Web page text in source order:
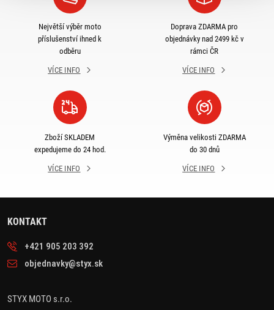
Největší výběr moto
příslušenství ihned k
odběru
VÍCE INFO
Doprava ZDARMA pro
objednávky nad 2499 kč v
rámci ČR
VÍCE INFO
Zboží SKLADEM
expedujeme do 24 hod.
VÍCE INFO
Výměna velikosti ZDARMA
do 30 dnů
VÍCE INFO
KONTAKT
+421 905 203 392
objednavky@styx.sk
STYX MOTO s.r.o.